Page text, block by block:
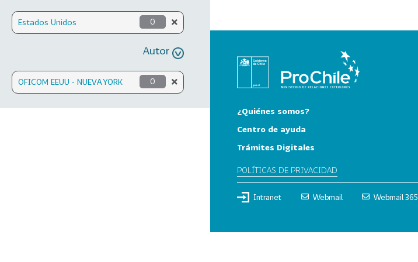
Estados Unidos 0
Autor
OFICOM EEUU - NUEVA YORK 0
¿Quiénes somos?
Centro de ayuda
Trámites Digitales
POLÍTICAS DE PRIVACIDAD
Intranet Webmail Webmail 365